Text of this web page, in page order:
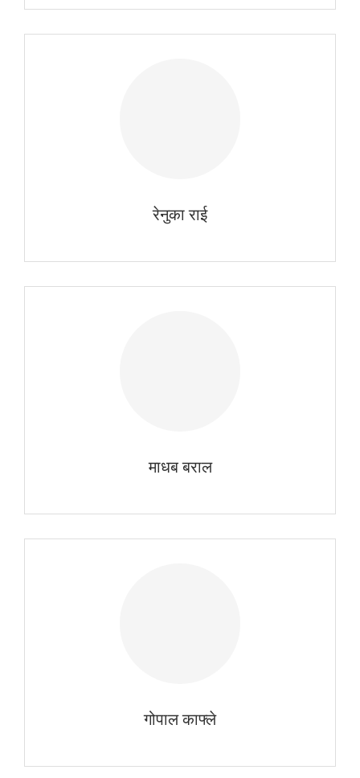
रेनुका राई
माधब बराल
गोपाल काफ्ले